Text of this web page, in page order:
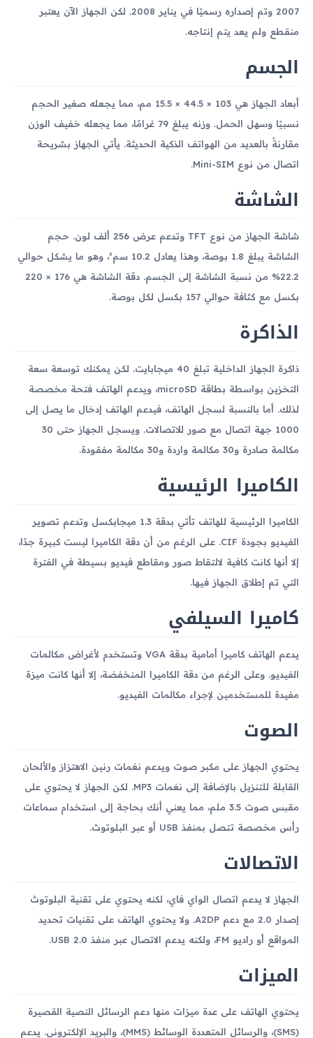
2007 وتم إصداره رسميًا في يناير 2008. لكن الجهاز الآن يعتبر
منقطع ولم يعد يتم إنتاجه.
الجسم
أبعاد الجهاز هي 103 × 44.5 × 15.5 مم، مما يجعله صغير الحجم
نسبيًا وسهل الحمل. وزنه يبلغ 79 غرامًا، مما يجعله خفيف الوزن
مقارنةً بالعديد من الهواتف الذكية الحديثة. يأتي الجهاز بشريحة
اتصال من نوع Mini-SIM.
الشاشة
شاشة الجهاز من نوع TFT وتدعم عرض 256 ألف لون. حجم
الشاشة يبلغ 1.8 بوصة، وهذا يعادل 10.2 سم²، وهو ما يشكل حوالي
22.2% من نسبة الشاشة إلى الجسم. دقة الشاشة هي 176 × 220
بكسل مع كثافة حوالي 157 بكسل لكل بوصة.
الذاكرة
ذاكرة الجهاز الداخلية تبلغ 40 ميجابايت. لكن يمكنك توسعة سعة
التخزين بواسطة بطاقة microSD، ويدعم الهاتف فتحة مخصصة
لذلك. أما بالنسبة لسجل الهاتف، فيدعم الهاتف إدخال ما يصل إلى
1000 جهة اتصال مع صور للاتصالات. ويسجل الجهاز حتى 30
مكالمة صادرة و30 مكالمة واردة و30 مكالمة مفقودة.
الكاميرا الرئيسية
الكاميرا الرئيسية للهاتف تأتي بدقة 1.3 ميجابكسل وتدعم تصوير
الفيديو بجودة CIF. على الرغم من أن دقة الكاميرا ليست كبيرة جدًا،
إلا أنها كانت كافية لالتقاط صور ومقاطع فيديو بسيطة في الفترة
التي تم إطلاق الجهاز فيها.
كاميرا السيلفي
يدعم الهاتف كاميرا أمامية بدقة VGA وتستخدم لأغراض مكالمات
الفيديو. وعلى الرغم من دقة الكاميرا المنخفضة، إلا أنها كانت ميزة
مفيدة للمستخدمين لإجراء مكالمات الفيديو.
الصوت
يحتوي الجهاز على مكبر صوت ويدعم نغمات رنين الاهتزاز والألحان
القابلة للتنزيل بالإضافة إلى نغمات MP3. لكن الجهاز لا يحتوي على
مقبس صوت 3.5 ملم، مما يعني أنك بحاجة إلى استخدام سماعات
رأس مخصصة تتصل بمنفذ USB أو عبر البلوتوث.
الاتصالات
الجهاز لا يدعم اتصال الواي فاي، لكنه يحتوي على تقنية البلوتوث
إصدار 2.0 مع دعم A2DP. ولا يحتوي الهاتف على تقنيات تحديد
المواقع أو راديو FM، ولكنه يدعم الاتصال عبر منفذ USB 2.0.
الميزات
يحتوي الهاتف على عدة ميزات منها دعم الرسائل النصية القصيرة
(SMS)، والرسائل المتعددة الوسائط (MMS)، والبريد الإلكتروني. يدعم